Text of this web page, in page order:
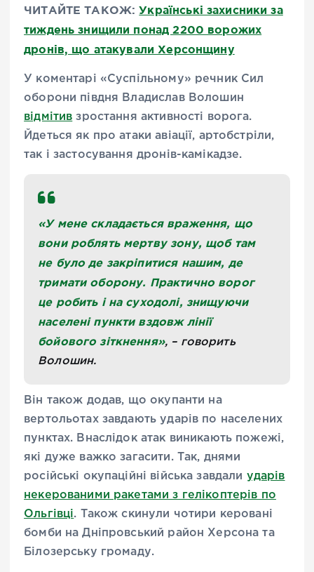
ЧИТАЙТЕ ТАКОЖ: Українські захисники за
тиждень знищили понад 2200 ворожих
дронів, що атакували Херсонщину
У коментарі «Суспільному» речник Сил
оборони півдня Владислав Волошин
відмітив зростання активності ворога.
Йдеться як про атаки авіації, артобстріли,
так і застосування дронів-камікадзе.
«У мене складається враження, що
вони роблять мертву зону, щоб там
не було де закріпитися нашим, де
тримати оборону. Практично ворог
це робить і на суходолі, знищуючи
населені пункти вздовж лінії
бойового зіткнення», – говорить
Волошин.
Він також додав, що окупанти на
вертольотах завдають ударів по населених
пунктах. Внаслідок атак виникають пожежі,
які дуже важко загасити. Так, днями
російські окупаційні війська завдали ударів
некерованими ракетами з гелікоптерів по
Ольгівці. Також скинули чотири керовані
бомби на Дніпровський район Херсона та
Білозерську громаду.